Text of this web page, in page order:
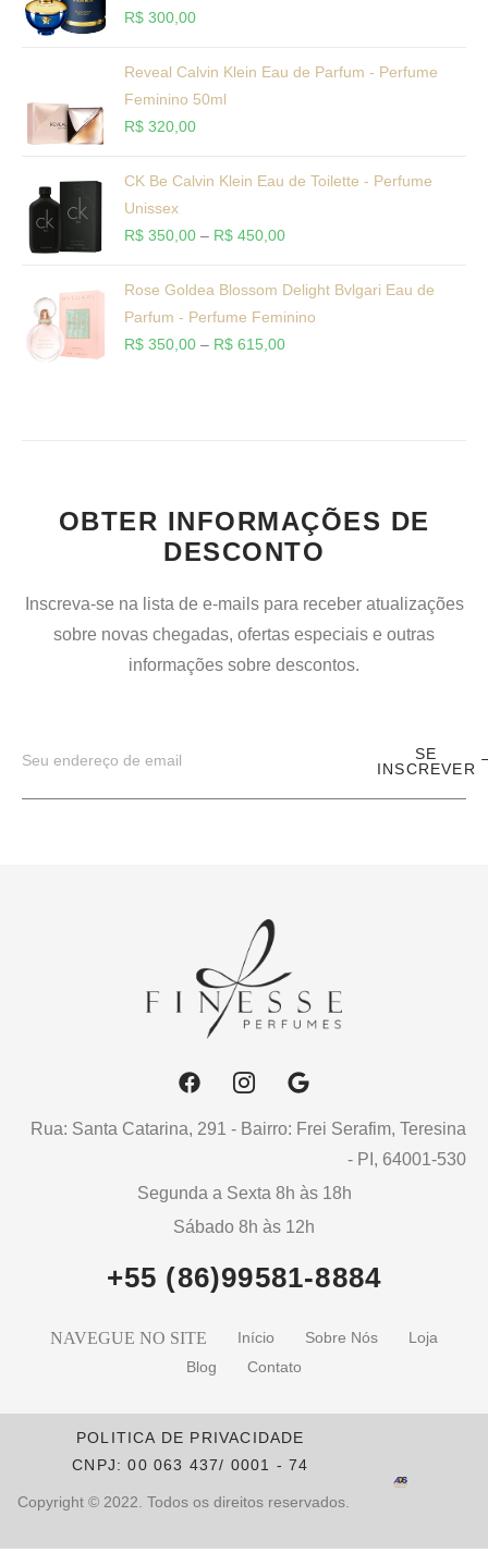
R$ 300,00
Reveal Calvin Klein Eau de Parfum - Perfume
Feminino 50ml
R$ 320,00
CK Be Calvin Klein Eau de Toilette - Perfume
Unissex
R$ 350,00 – R$ 450,00
Rose Goldea Blossom Delight Bvlgari Eau de
Parfum - Perfume Feminino
R$ 350,00 – R$ 615,00
OBTER INFORMAÇÕES DE
DESCONTO
Inscreva-se na lista de e-mails para receber atualizações
sobre novas chegadas, ofertas especiais e outras
informações sobre descontos.
SE
INSCREVER
Rua: Santa Catarina, 291 - Bairro: Frei Serafim, Teresina
- PI, 64001-530
Segunda a Sexta 8h às 18h
Sábado 8h às 12h
+55 (86)99581-8884
NAVEGUE NO SITE Início Sobre Nós
Loja
Blog
Contato
POLITICA DE PRIVACIDADE
CNPJ: 00 063 437/ 0001 - 74
Copyright © 2022. Todos os direitos reservados.